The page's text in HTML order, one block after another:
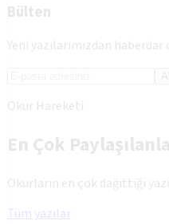
Bülten
Yeni yazılarımızdan
Okur Hareketi
En Çok
Okurların en çok dağıttığı
Tüm yazılar